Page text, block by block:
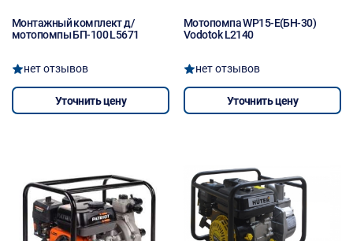
Монтажный комплект д/
мотопомпы БП-100 L5671
нет отзывов
Уточнить цену
Мотопомпа WP15-E(БН-30)
Vodotok L2140
нет отзывов
Уточнить цену